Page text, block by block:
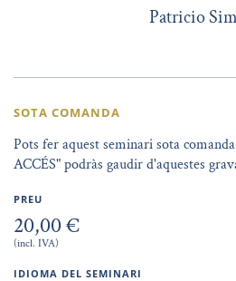
Patricio
SOTA COMANDA
Pots fer aquest seminari sota
ACCÉS" podràs gaudir d'aquestes
PREU
20,00 €
(incl. IVA)
IDIOMA DEL SEMINARI